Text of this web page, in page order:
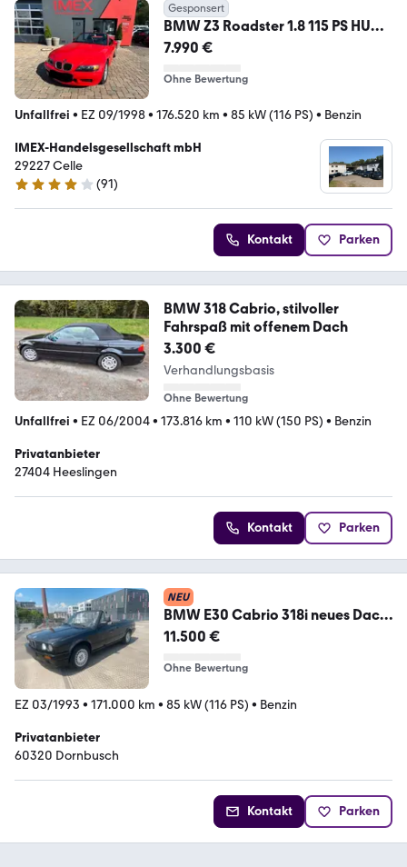
Gesponsert
BMW Z3 Roadster 1.8 115 PS HU
neu Leder Dach neu!!!
7.990 €
Ohne Bewertung
Unfallfrei • EZ 09/1998• 176.520 km • 85 kW (116 PS) • Benzin
IMEX-Handelsgesellschaft mbH
29227 Celle
4.1 Sterne
(91)
Kontakt Parken
BMW 318 Cabrio, stilvoller
Fahrspaß mit offenem Dach
3.300 €
Verhandlungsbasis
Ohne Bewertung
Unfallfrei • EZ 06/2004• 173.816 km • 110 kW (150 PS) • Benzin
Privatanbieter
27404 Heeslingen
Kontakt Parken
NEU
BMW E30 Cabrio 318i neues Dach,
mit Hardto...
11.500 €
Ohne Bewertung
EZ 03/1993 • 171.000 km • 85 kW (116 PS) • Benzin
Privatanbieter
60320 Dornbusch
Kontakt Parken